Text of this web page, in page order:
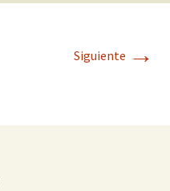
Siguiente →